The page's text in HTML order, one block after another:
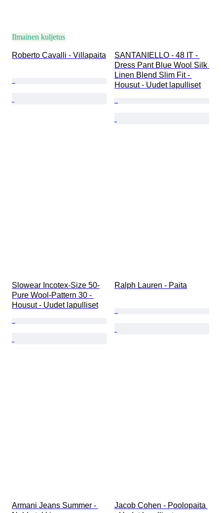
Ilmainen kuljetus
Roberto Cavalli - Villapaita
SANTANIELLO - 48 IT -
Dress Pant Blue Wool Silk
Linen Blend Slim Fit -
Housut - Uudet lapulliset
Slowear Incotex-Size 50-
Pure Wool-Pattern 30 -
Housut - Uudet lapulliset
Ralph Lauren - Paita
Armani Jeans Summer -
Jacob Cohen - Poolopaita